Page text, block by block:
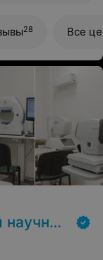
ещё
сосуды на
и
Всегда
раз,
Натальи
28 Все
и реабилитаци»